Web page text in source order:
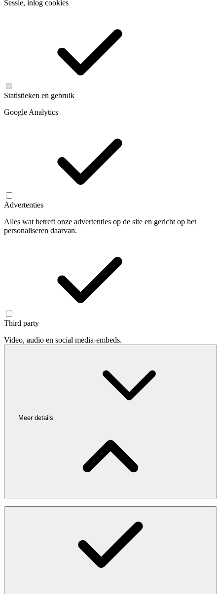
Sessie, inlog cookies
Statistieken en gebruik
Google Analytics
Advertenties
Alles wat betreft onze advertenties op de site en gericht op het
personaliseren daarvan.
Third party
Video, audio en social media-embeds.
Meer details